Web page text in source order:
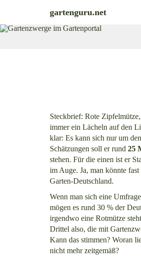
main
gartenguru.net
Steckbrief: Rote
immer ein Lächeln auf den
klar: Es kann sich nur um den
Schätzungen soll er rund 25
stehen. Für die einen ist er
im Auge. Ja, man könnte
Garten-Deutschland.
Wenn man sich eine
mögen es rund 30 % der
irgendwo eine Rotmütze
Drittel also, die mit
Kann das stimmen? Woran
nicht mehr zeitgemäß?